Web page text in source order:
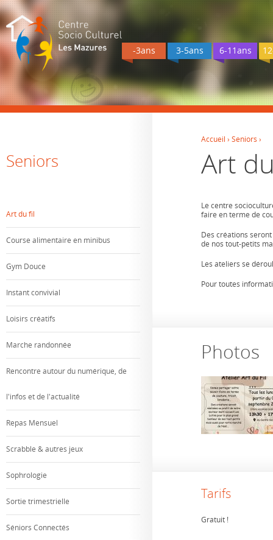
-3ans 3-5ans 6-11ans
Seniors
Art du fil
Course alimentaire en minibus
Gym Douce
Instant convivial
Loisirs créatifs
Marche randonnée
Rencontre autour du numérique, de
l'infos et de l'actualité
Repas Mensuel
Scrabble & autres jeux
Sophrologie
Sortie trimestrielle
Séniors Connectés
Vous êtes ici
Accueil › Seniors ›
Art
Le centre
faire en terme de
Des créations
de nos tout-petits
Les ateliers se
Pour toutes
Photos
Tarifs
Gratuit !